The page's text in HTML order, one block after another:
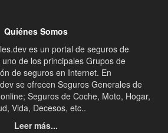
Quiénes Somos
es un portal de seguros de
de los principales Grupos de
de seguros en Internet. En
se ofrecen Seguros Generales de
Seguros de Coche, Moto, Hogar,
Vida, Decesos, etc..
Leer más...